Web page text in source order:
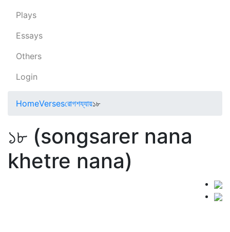
Plays
Essays
Others
Login
HomeVersesরোগশয্যায়১৮
১৮ (songsarer nana
khetre nana)